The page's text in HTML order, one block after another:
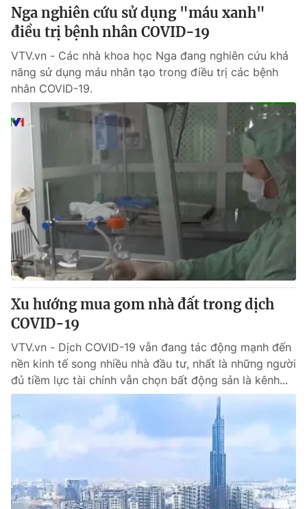
Nga nghiên cứu sử dụng "máu xanh"
điều trị bệnh nhân COVID-19
VTV.vn - Các nhà khoa học Nga đang nghiên cứu khả
năng sử dụng máu nhân tạo trong điều trị các bệnh
nhân COVID-19.
Xu hướng mua gom nhà đất trong dịch
COVID-19
VTV.vn - Dịch COVID-19 vẫn đang tác động mạnh đến
nền kinh tế song nhiều nhà đầu tư, nhất là những người
đủ tiềm lực tài chính vẫn chọn bất động sản là kênh...